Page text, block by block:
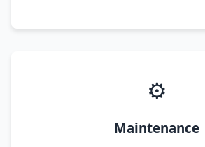
⚙️
Maintenance